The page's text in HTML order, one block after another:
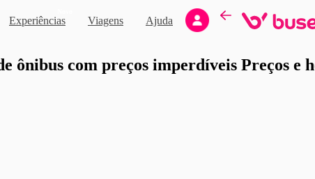
Experiências Viagens Ajuda
promoção
ônibus com preços imperdíveis Preços e